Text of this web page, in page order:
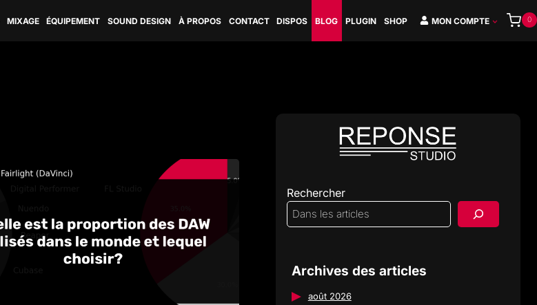
MIXAGE ÉQUIPEMENT SOUND DESIGN À PROPOS CONTACT DISPOS BLOG PLUGIN SHOP MON COMPTE 0
Rechercher
Archives des articles
août 2026